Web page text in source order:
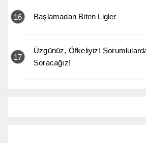
16 Başlamadan Biten Ligler
17
Üzgünüz, Öfkeliyiz!
Soracağız!